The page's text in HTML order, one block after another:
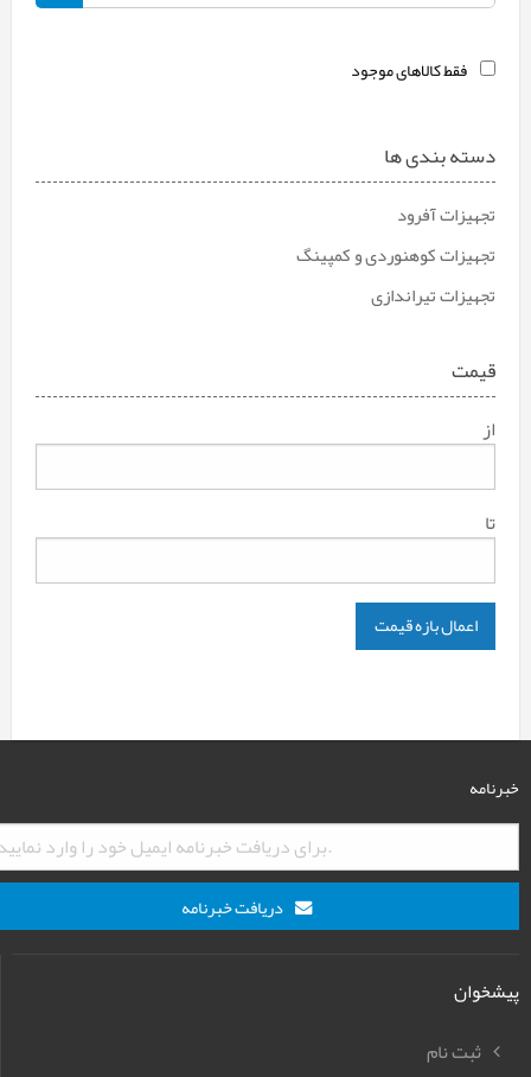
فقط کالاهای موجود
دسته بندی ها
تجهیزات آفرود
تجهیزات کوهنوردی و کمپینگ
تجهیزات تیراندازی
قیمت
از
تا
اعمال بازه قیمت
خبرنامه
دریافت خبرنامه
پیشخوان
ثبت نام